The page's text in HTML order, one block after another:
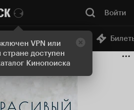
VPN или
стране доступен
Кинопоиска
Войти
Онлайн-кинотеатр